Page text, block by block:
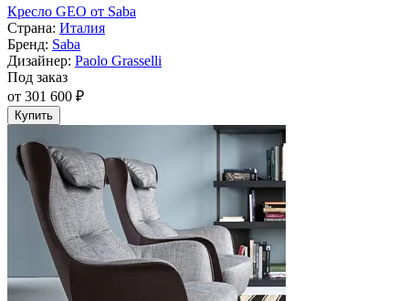
Кресло GEO от Saba
Страна: Италия
Бренд: Saba
Дизайнер: Paolo Grasselli
Под заказ
от 301 600 ₽
Купить